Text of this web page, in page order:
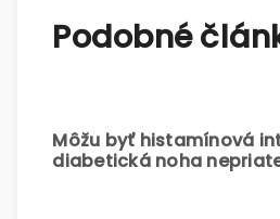
Podobné
Môžu byť histamínová
diabetická noha